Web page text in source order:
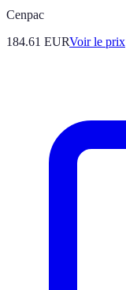
Cenpac
184.61 EURVoir le prix